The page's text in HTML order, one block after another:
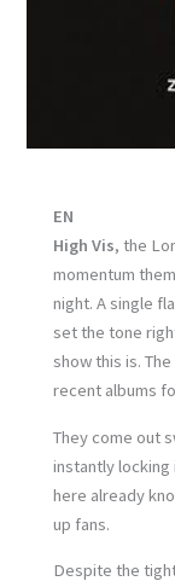
EN
High Vis, the
momentum
night. A single
set the tone
show this is.
recent albums
They come out
instantly
here already
up fans.
Despite the